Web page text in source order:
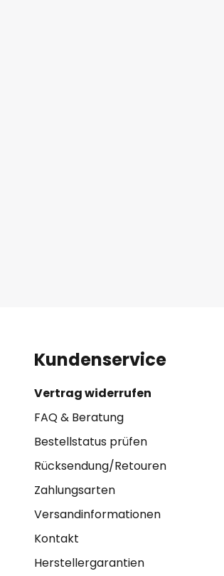
Kundenservice
Vertrag widerrufen
FAQ & Beratung
Bestellstatus prüfen
Rücksendung/Retouren
Zahlungsarten
Versandinformationen
Kontakt
Herstellergarantien